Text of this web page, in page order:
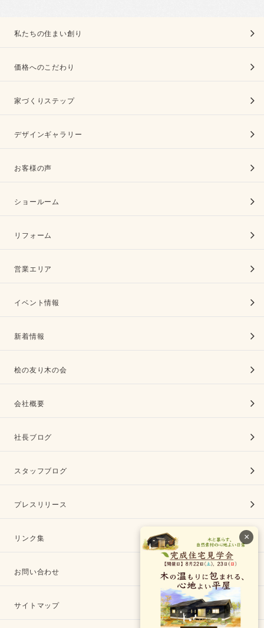
×
私たちの住まい創り
価格へのこだわり
家づくりステップ
デザインギャラリー
お客様の声
ショールーム
リフォーム
営業エリア
イベント情報
新着情報
桧の友り木の会
会社概要
社長ブログ
スタッフブログ
プレスリリース
リンク集
お問い合わせ
サイトマップ